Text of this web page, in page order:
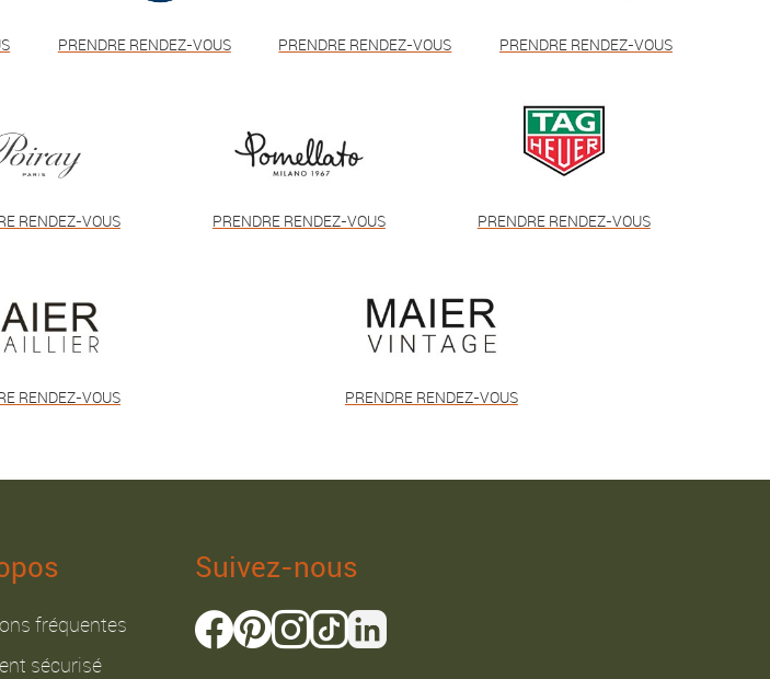
PRENDRE RENDEZ-VOUS PRENDRE RENDEZ-VOUS PRENDRE RENDEZ-VOUS
RENDEZ-VOUS PRENDRE RENDEZ-VOUS PRENDRE RENDEZ-VOUS
RENDEZ-VOUS PRENDRE RENDEZ-VOUS
fréquentes
sécurisé
Suivez-nous